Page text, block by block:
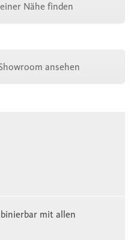
Nähe finden
ansehen
mit allen